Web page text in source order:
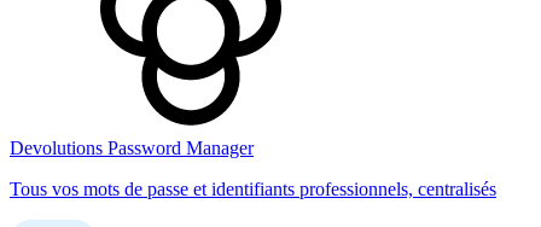
Devolutions Password Manager
Tous vos mots de passe et identifiants professionnels, centralisés